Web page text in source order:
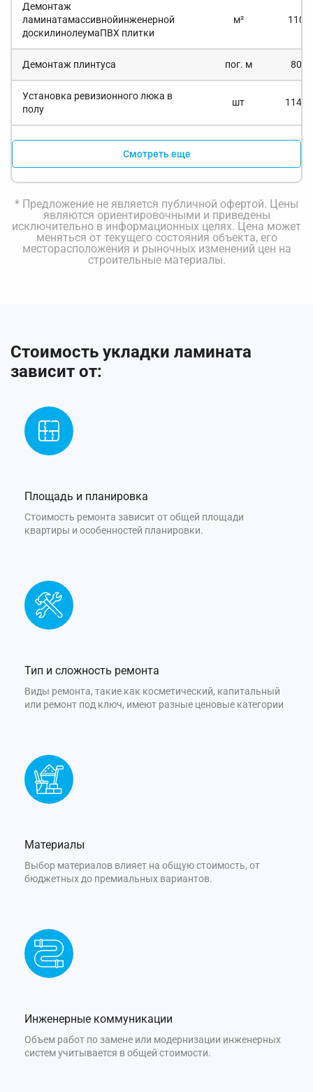
Демонтаж
ламинатамассивнойинженерной
доскилинолеумаПВХ плитки
м² 110 *
Демонтаж плинтуса пог. м 80 *
Установка ревизионного люка в
полу
шт 1140 *
Смотреть еще
* Предложение не является публичной офертой. Цены
являются ориентировочными и приведены
исключительно в информационных целях. Цена может
меняться от текущего состояния объекта, его
месторасположения и рыночных изменений цен на
строительные материалы.
Стоимость укладки ламината
зависит от:
Площадь и планировка
Стоимость ремонта зависит от общей площади
квартиры и особенностей планировки.
Тип и сложность ремонта
Виды ремонта, такие как косметический, капитальный
или ремонт под ключ, имеют разные ценовые категории
Материалы
Выбор материалов влияет на общую стоимость, от
бюджетных до премиальных вариантов.
Инженерные коммуникации
Объем работ по замене или модернизации инженерных
систем учитывается в общей стоимости.